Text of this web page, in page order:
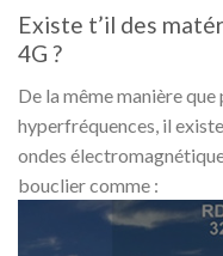
Existe t’il des
4G ?
De la même manière
hyperfréquences, il
ondes
bouclier comme :